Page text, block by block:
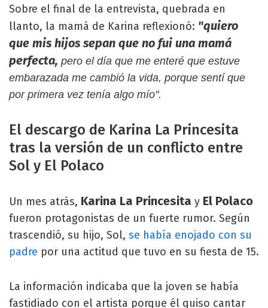
Sobre el final de la entrevista, quebrada en
llanto, la mamá de Karina reflexionó: "quiero
que mis hijos sepan que no fui una mamá
perfecta, pero el día que me enteré que estuve
embarazada me cambió la vida, porque sentí que
por primera vez tenía algo mío".
El descargo de Karina La Princesita
tras la versión de un conflicto entre
Sol y El Polaco
Un mes atrás, Karina La Princesita y El Polaco
fueron protagonistas de un fuerte rumor. Según
trascendió, su hijo, Sol, se había enojado con su
padre por una actitud que tuvo en su fiesta de 15.
La información indicaba que la joven se había
fastidiado con el artista porque él quiso cantar